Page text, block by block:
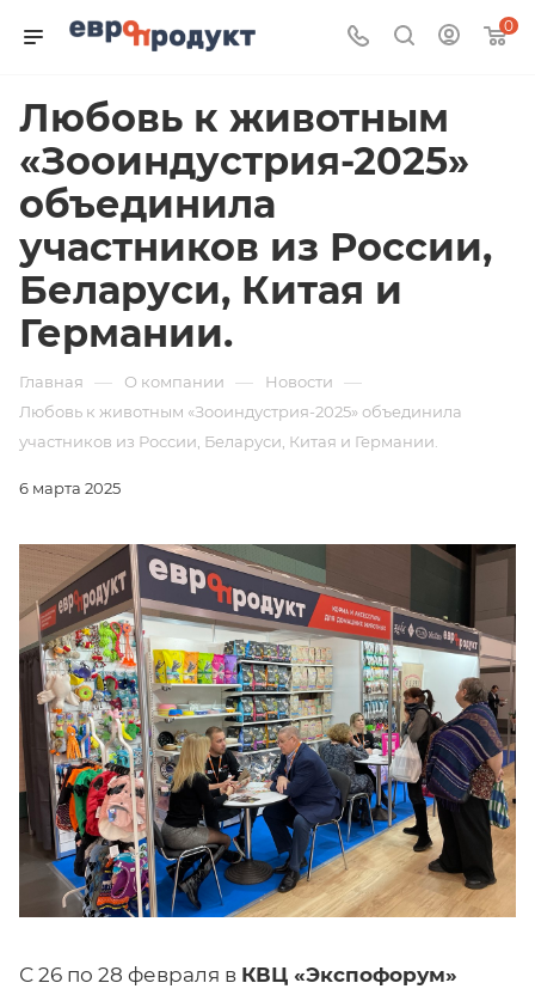
0
Любовь к животным
«Зооиндустрия-2025»
объединила
участников из России,
Беларуси, Китая и
Германии.
Главная — О компании — Новости —
Любовь к животным «Зооиндустрия-2025» объединила
участников из России, Беларуси, Китая и Германии.
6 марта 2025
С 26 по 28 февраля в КВЦ «Экспофорум»